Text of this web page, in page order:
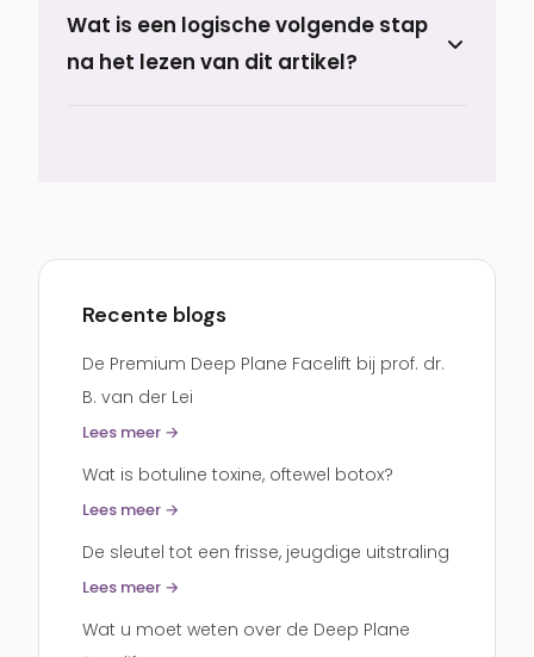
uitgangssituatie, verwachtingen, de
passende behandelopties en een
Wat is een logische volgende stap
na het lezen van dit artikel?
Recente blogs
De Premium Deep Plane Facelift bij prof. dr.
B. van der Lei
Lees meer →
Wat is botuline toxine, oftewel botox?
Lees meer →
De sleutel tot een frisse, jeugdige uitstraling
Lees meer →
Wat u moet weten over de Deep Plane